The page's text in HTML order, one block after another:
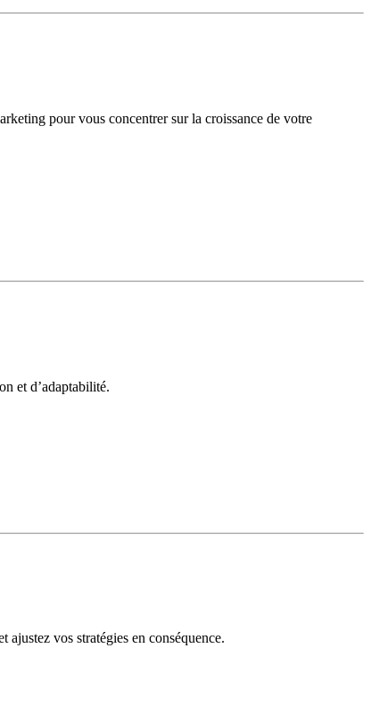
pour vous concentrer sur la croissance de votre
et d’adaptabilité.
vos stratégies en conséquence.